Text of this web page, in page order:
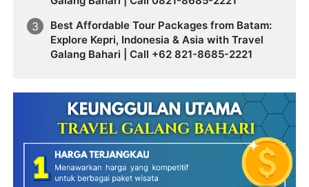
Best Affordable Tour Packages from Batam:
Explore Kepri, Indonesia & Asia with Travel
Galang Bahari | Call +62 821-8685-2221